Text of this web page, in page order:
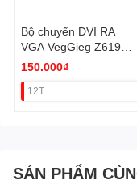
Bộ chuyển DVI RA
VGA VegGieg Z619
VAT
150.000₫
12T
SẢN PHẨM